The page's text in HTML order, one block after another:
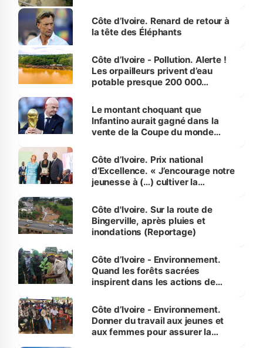
Côte d’Ivoire. Renard de retour à
la tête des Éléphants
Côte d’Ivoire - Pollution. Alerte !
Les orpailleurs privent d’eau
potable presque 200 000
Le montant choquant que
Infantino aurait gagné dans la
vente de la Coupe du monde
Côte d’Ivoire. Prix national
d’Excellence. « J’encourage notre
jeunesse à (…) cultiver la
(Alassane Ouattara
Côte d'Ivoire. Sur la route de
Bingerville, après pluies et
inondations (Reportage)
Côte d’Ivoire - Environnement.
Quand les forêts sacrées
inspirent dans les actions de
Côte d’Ivoire - Environnement.
Donner du travail aux jeunes et
aux femmes pour assurer la